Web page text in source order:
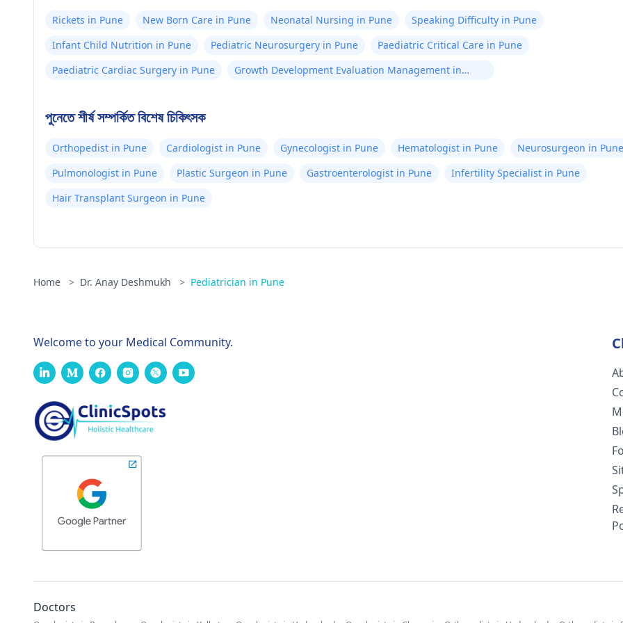
Rickets in Pune New Born Care in Pune Neonatal Nursing in Pune
Speaking Difficulty in Pune
Infant Child Nutrition in Pune
Pediatric Neurosurgery in Pune
Paediatric Critical Care in Pune
Paediatric Cardiac Surgery in Pune
Growth Development Evaluation Management in
পুনেতে শীর্ষ সম্পর্কিত বিশেষ চিকিৎসক
Orthopedist in Pune Cardiologist in Pune Gynecologist in Pune Hematologist in Pune
Neurosurgeon in Pune
Pulmonologist in Pune
Plastic Surgeon in Pune Gastroenterologist in Pune
Infertility Specialist in Pune
Hair Transplant Surgeon in Pune
Home > Dr. Anay Deshmukh > Pediatrician in Pune
Welcome to your Medical Community.
Doctors